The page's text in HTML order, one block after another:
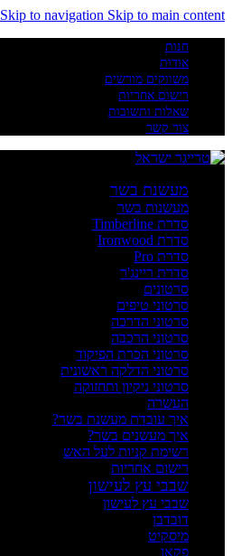
Skip to navigation Skip to main content
חנות
אודות
משווקים מורשים
רישום אחריות
שאלות ותשובות
צור קשר
מעשנת בשר
מעשנות בשר
סדרת Timberline
סדרת Ironwood
סדרת Pro
סדרת ריינג'ר
סרטונים
סרטוני טיפים
סרטוני הדרכה
סרטוני הרכבה
סרטוני הכרת הפיקוד
סרטוני הדלקה ראשונית
סרטוני ניקיון ותחזוקה
העשרה
איך עובדת מעשנת בשר?
איך מעשנים בשר?
רשימת קניות לעל האש
רישום אחריות
שבבי עץ לעישון
שבבי עץ לעישון
דובדבן
מיסקיט
פקאן